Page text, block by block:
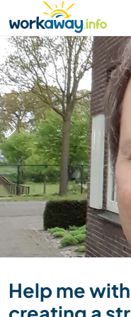
CONTENT
MAIN NAVIGATION
Help me